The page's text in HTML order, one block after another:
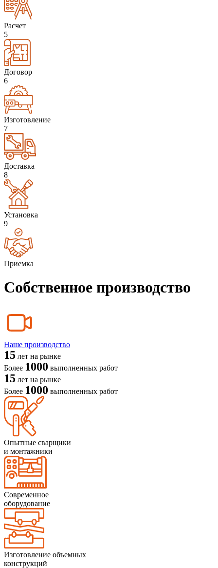
Расчет
5
Договор
6
Изготовление
7
Доставка
8
Установка
9
Приемка
Собственное производство
Наше производство
15 лет на рынке
Более 1000 выполненных работ
15 лет на рынке
Более 1000 выполненных работ
Опытные сварщики
и монтажники
Современное
оборудование
Изготовление объемных
конструкций